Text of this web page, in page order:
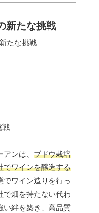
新たな挑戦
戦
ンは、 ブドウ栽培
でワインを醸造する
でワイン造りを行っ
で畑を持たない代わ
い絆を築き、高品質